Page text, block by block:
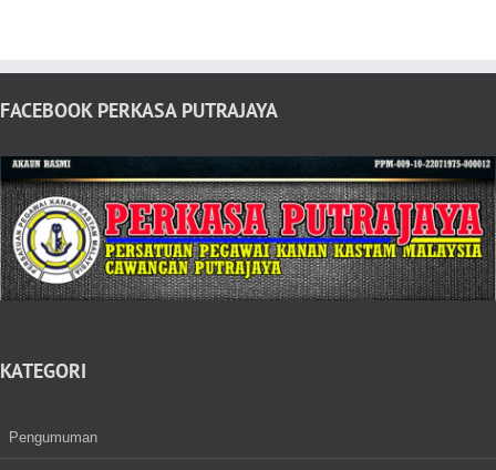
FACEBOOK PERKASA PUTRAJAYA
KATEGORI
Pengumuman